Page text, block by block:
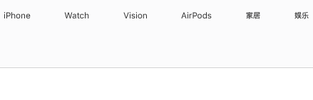
iPhone Watch Vision AirPods 家居 娱乐